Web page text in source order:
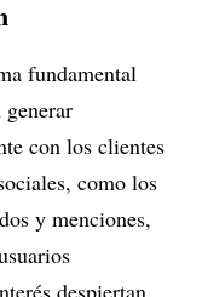
fundamental
con los clientes
como los
y menciones,